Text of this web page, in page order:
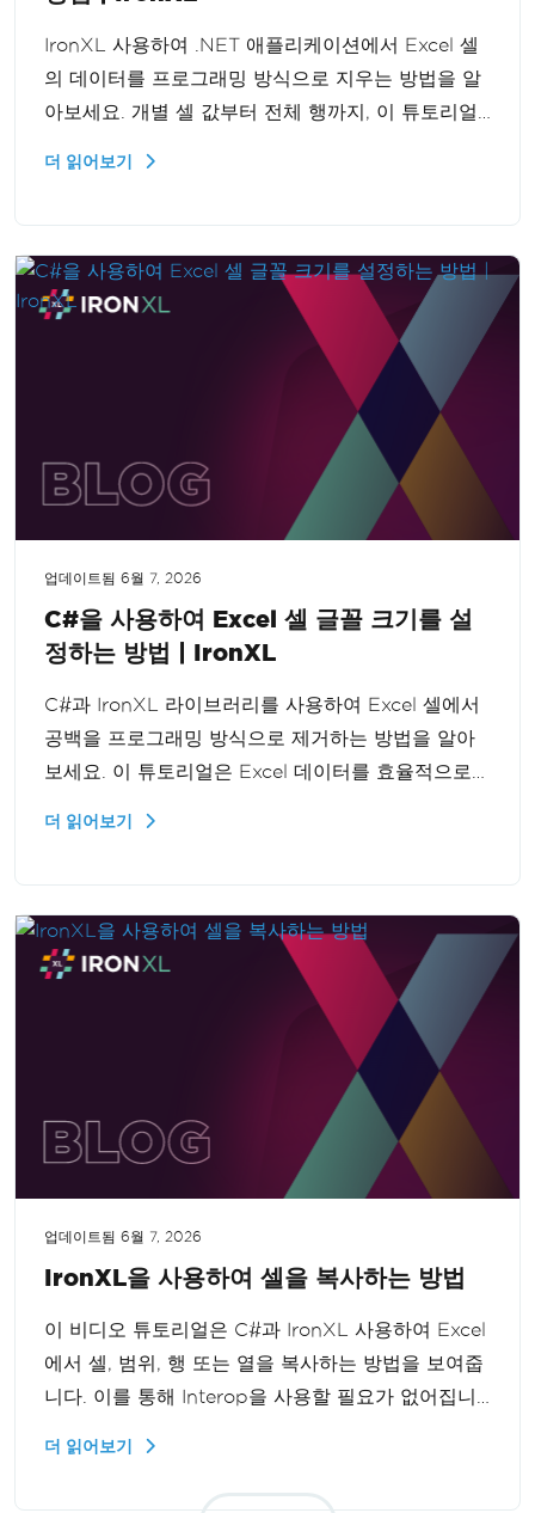
IronXL 사용하여 .NET 애플리케이션에서 Excel 셀
의 데이터를 프로그래밍 방식으로 지우는 방법을 알
아보세요. 개별 셀 값부터 전체 행까지, 이 튜토리얼
더 읽어보기
업데이트됨 6월 7, 2026
C#을 사용하여 Excel 셀 글꼴 크기를 설
정하는 방법 | IronXL
C#과 IronXL 라이브러리를 사용하여 Excel 셀에서
공백을 프로그래밍 방식으로 제거하는 방법을 알아
보세요. 이 튜토리얼은 Excel 데이터를 효율적으로
더 읽어보기
업데이트됨 6월 7, 2026
IronXL을 사용하여 셀을 복사하는 방법
이 비디오 튜토리얼은 C#과 IronXL 사용하여 Excel
에서 셀, 범위, 행 또는 열을 복사하는 방법을 보여줍
니다. 이를 통해 Interop을 사용할 필요가 없어집니
력을 향상시킬 수 있습니다.
더 읽어보기